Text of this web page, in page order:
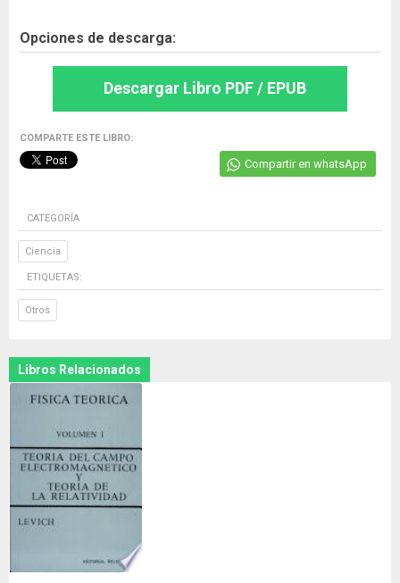
Opciones de descarga:
Descargar Libro PDF / EPUB
COMPARTE ESTE LIBRO:
Compartir en whatsApp
CATEGORÍA
Ciencia
ETIQUETAS:
Otros
Libros Relacionados